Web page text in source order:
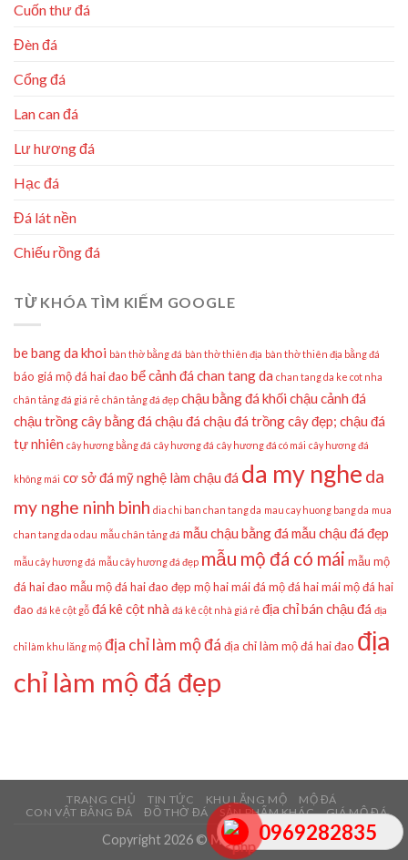
0969282835
Cuốn thư đá
Đèn đá
Cổng đá
Lan can đá
Lư hương đá
Hạc đá
Đá lát nền
Chiếu rồng đá
TỪ KHÓA TÌM KIẾM GOOGLE
be bang da khoi bàn thờ bằng đá bàn thờ thiên địa bàn thờ thiên địa bằng đá
báo giá mộ đá hai đao bể cảnh đá chan tang da chan tang da ke cot nha
chân tảng đá giá rẻ chân tảng đá đẹp chậu bằng đá khối chậu cảnh đá
chậu trồng cây bằng đá chậu đá chậu đá trồng cây đẹp; chậu đá
tự nhiên cây hương bằng đá cây hương đá cây hương đá có mái cây hương đá
không mái cơ sở đá mỹ nghệ làm chậu đá da my nghe da
my nghe ninh binh dia chi ban chan tang da mau cay huong bang da mua
chan tang da o dau mẫu chân tảng đá mẫu chậu bằng đá mẫu chậu đá đẹp
mẫu cây hương đá mẫu cây hương đá đẹp mẫu mộ đá có mái mẫu mộ
đá hai đao mẫu mộ đá hai đao đẹp mộ hai mái đá mộ đá hai máimộ đá hai
đao đá kê cột gỗ đá kê cột nhà đá kê cột nhà giá rẻ địa chỉ bán chậu đá địa
chỉ làm khu lăng mộ địa chỉ làm mộ đá địa chỉ làm mộ đá hai đao địa
chỉ làm mộ đá đẹp
TRANG CHỦ TIN TỨC KHU LĂNG MỘ
MỘ ĐÁ
CON VẬT BẰNG ĐÁ
ĐỒ THỜ ĐÁ SẢN PHẨM KHÁC GIÁ MỘ ĐÁ
Copyright 2026 ©Mẫu Mộ Đá Đẹp